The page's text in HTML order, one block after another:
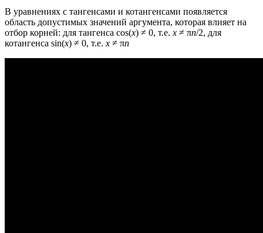
В уравнениях с тангенсами и котангенсами появляется
область допустимых значений аргумента, которая влияет на
отбор корней: для тангенса cos(x) ≠ 0, т.е. x ≠ πn/2, для
котангенса sin(x) ≠ 0, т.е. x ≠ πn